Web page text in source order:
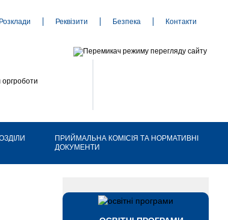
Розклади Реквізити Безпека Контакти
оргроботи
ПРИЙМАЛЬНА КОМІСІЯ ТА НОРМАТИВНІ
ДОКУМЕНТИ